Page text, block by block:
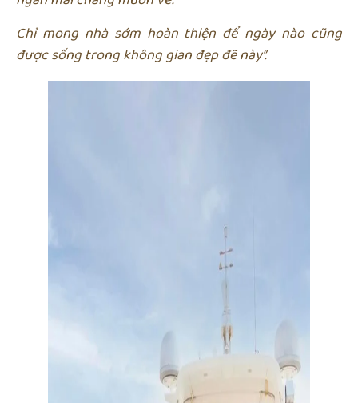
Chỉ mong nhà sớm hoàn thiện để ngày nào cũng
được sống trong không gian đẹp đẽ này”.